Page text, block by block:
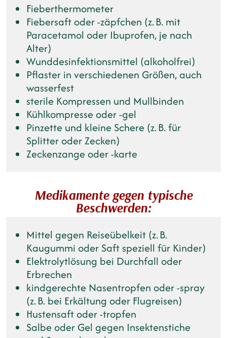
Fieberthermometer
Fiebersaft oder -zäpfchen (z. B. mit
Paracetamol oder Ibuprofen, je nach
Alter)
Wunddesinfektionsmittel (alkoholfrei)
Pflaster in verschiedenen Größen, auch
wasserfest
sterile Kompressen und Mullbinden
Kühlkompresse oder -gel
Pinzette und kleine Schere (z. B. für
Splitter oder Zecken)
Zeckenzange oder -karte
Medikamente gegen typische
Beschwerden:
Mittel gegen Reiseübelkeit (z. B.
Kaugummi oder Saft speziell für Kinder)
Elektrolytlösung bei Durchfall oder
Erbrechen
kindgerechte Nasentropfen oder -spray
(z. B. bei Erkältung oder Flugreisen)
Hustensaft oder -tropfen
Salbe oder Gel gegen Insektenstiche